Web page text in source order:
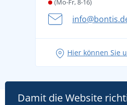
(Mo-Fr, 8-16)
Hier können Sie
Damit die Website